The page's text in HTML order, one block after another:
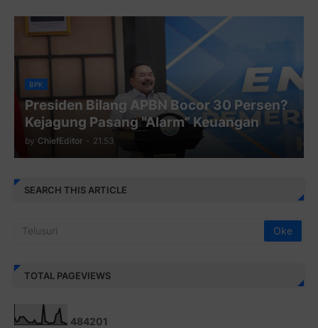
BPK
Presiden Bilang APBN Bocor 30 Persen?
Kejagung Pasang “Alarm” Keuangan
by ChiefEditor - 21.53
SEARCH THIS ARTICLE
TOTAL PAGEVIEWS
484201